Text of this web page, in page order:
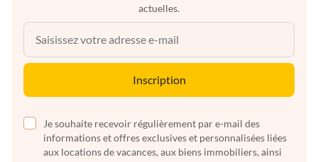
actuelles.
Inscription
Je souhaite recevoir régulièrement par e-mail des
informations et offres exclusives et personnalisées liées
aux locations de vacances, aux biens immobiliers, ainsi